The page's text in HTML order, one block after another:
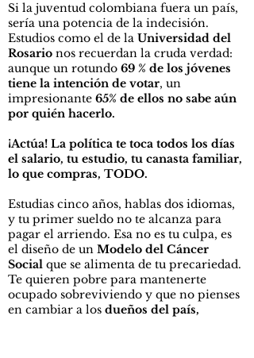
Si la juventud colombiana fuera un país,
sería una potencia de la indecisión.
Estudios como el de la Universidad del
Rosario nos recuerdan la cruda verdad:
aunque un rotundo 69 % de los jóvenes
tiene la intención de votar, un
impresionante 65% de ellos no sabe aún
por quién hacerlo.
¡Actúa! La política te toca todos los días
el salario, tu estudio, tu canasta familiar,
lo que compras, TODO.
Estudias cinco años, hablas dos idiomas,
y tu primer sueldo no te alcanza para
pagar el arriendo. Esa no es tu culpa, es
el diseño de un Modelo del Cáncer
Social que se alimenta de tu precariedad.
Te quieren pobre para mantenerte
ocupado sobreviviendo y que no pienses
en cambiar a los dueños del país,